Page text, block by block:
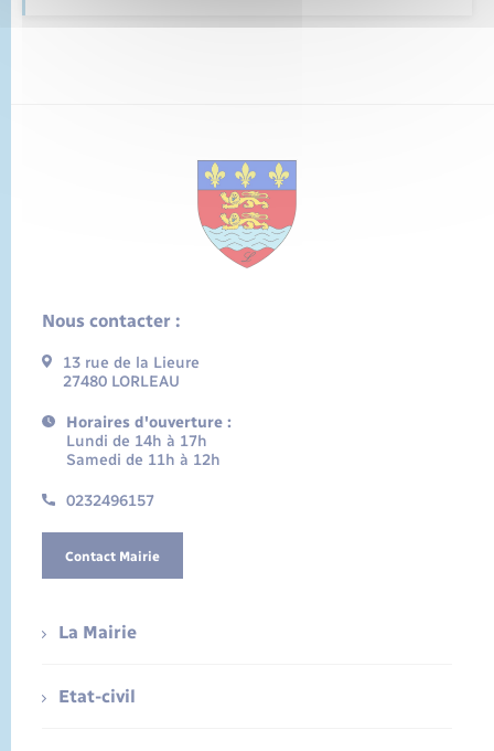
Nous contacter :
13 rue de la Lieure
27480 LORLEAU
Horaires d'ouverture :
Lundi de 14h à 17h
Samedi de 11h à 12h
0232496157
Contact Mairie
La Mairie
Etat-civil